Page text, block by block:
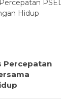
Percepatan